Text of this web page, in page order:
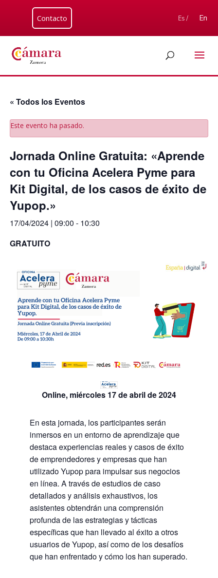
Contacto Es / En
« Todos los Eventos
Este evento ha pasado.
Jornada Online Gratuita: «Aprende
con tu Oficina Acelera Pyme para
Kit Digital, de los casos de éxito de
Yupop.»
17/04/2024 | 09:00 - 10:30
GRATUITO
Online, miércoles 17 de abril de 2024
En esta jornada, los participantes serán
inmersos en un entorno de aprendizaje que
destaca experiencias reales y casos de éxito
de emprendedores y empresas que han
utilizado Yupop para impulsar sus negocios
en línea. A través de estudios de caso
detallados y análisis exhaustivos, los
asistentes obtendrán una comprensión
profunda de las estrategias y tácticas
específicas que han llevado al éxito a otros
usuarios de Yupop, así como de los desafíos
que han enfrentado y cómo los han superado.